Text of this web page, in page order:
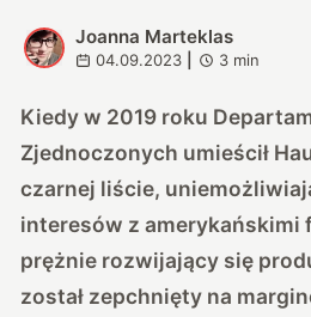
J
Joanna Marteklas
04.09.2023 3 min
Kiedy w 2019 roku
Zjednoczonych umieścił
czarnej liście,
interesów z amerykańskimi
prężnie rozwijający się
został zepchnięty na